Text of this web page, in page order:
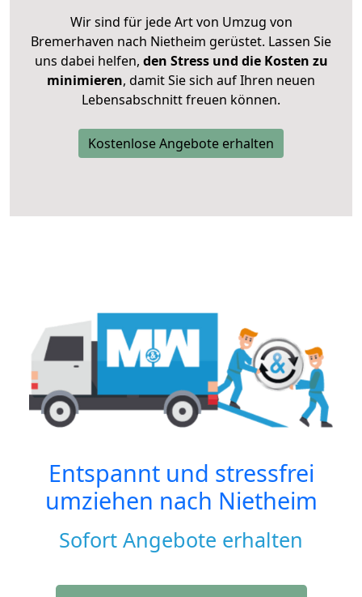
Wir sind für jede Art von Umzug von
Bremerhaven nach Nietheim gerüstet. Lassen Sie
uns dabei helfen, den Stress und die Kosten zu
minimieren, damit Sie sich auf Ihren neuen
Lebensabschnitt freuen können.
Kostenlose Angebote erhalten
Entspannt und stressfrei
umziehen nach Nietheim
Sofort Angebote erhalten